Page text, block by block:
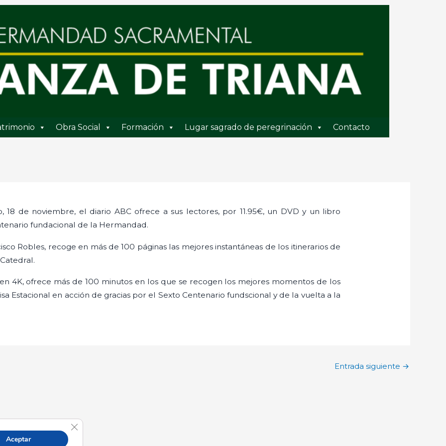
Obra Social Formación Lugar sagrado de peregrinación Contacto
de noviembre, el diario ABC ofrece a sus lectores, por 11.95€, un DVD y un libro
fundacional de la Hermandad.
Robles, recoge en más de 100 páginas las mejores instantáneas de los itinerarios de
4K, ofrece más de 100 minutos en los que se recogen los mejores momentos de los
Estacional en acción de gracias por el Sexto Centenario fundscional y de la vuelta a la
Entrada siguiente →
Aceptar
Cerrar el banner de cookies RGPD